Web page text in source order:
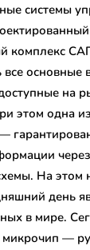
системы
комплекс
все
на
этом одна
На этом
день
в мире.
микрочип —